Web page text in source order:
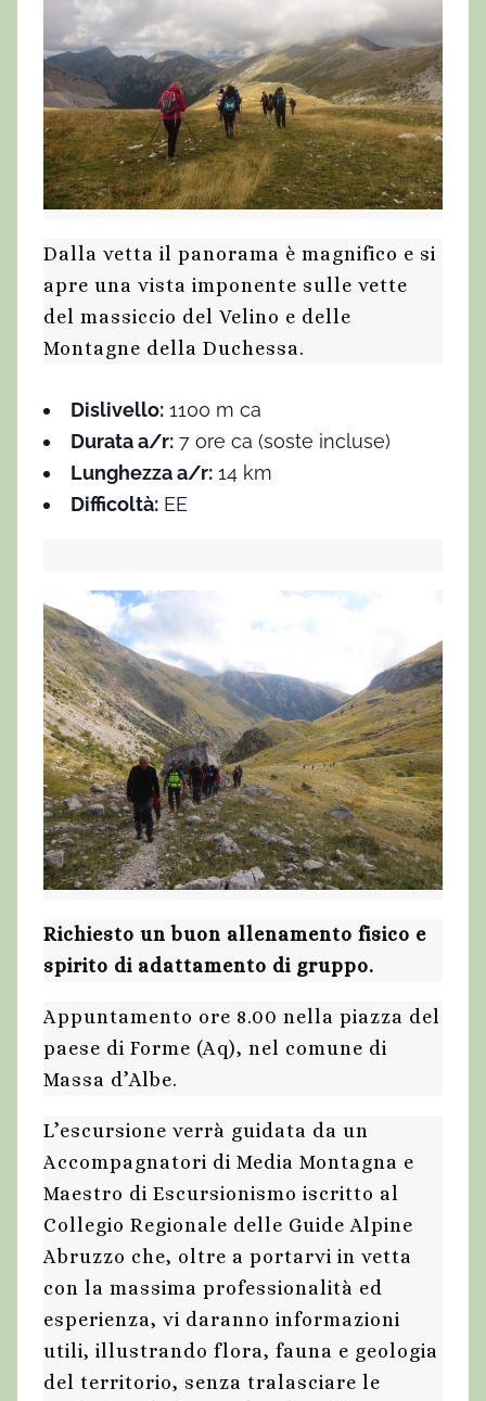
Dalla vetta il panorama è magnifico e si
apre una vista imponente sulle vette
del massiccio del Velino e delle
Montagne della Duchessa.
Dislivello: 1100 m ca
Durata a/r: 7 ore ca (soste incluse)
Lunghezza a/r: 14 km
Difficoltà: EE
Richiesto un buon allenamento fisico e
spirito di adattamento di gruppo.
Appuntamento ore 8.00 nella piazza del
paese di Forme (Aq), nel comune di
Massa d’Albe.
L’escursione verrà guidata da un
Accompagnatori di Media Montagna e
Maestro di Escursionismo iscritto al
Collegio Regionale delle Guide Alpine
Abruzzo che, oltre a portarvi in vetta
con la massima professionalità ed
esperienza, vi daranno informazioni
utili, illustrando flora, fauna e geologia
del territorio, senza tralasciare le